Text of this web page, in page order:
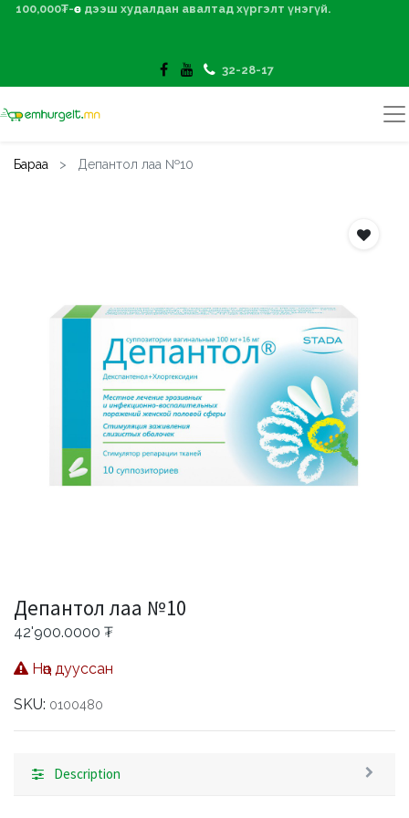
100,000₮-өөс дээш худалдан авалтад хүргэлт үнэгүй.
32-28-17
Бараа Депантол лаа №10
Депантол лаа №10
42'900.0000 ₮
Нөөц дууссан
SKU: 0100480
Description